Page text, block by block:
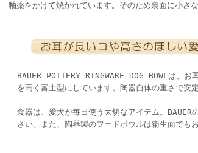
釉薬をかけて焼かれています。そのため裏面に小さ
BAUER POTTERY RINGWARE DOG BOWLは、
を高く富士型にしています。陶器自体の重さで安
食器は、愛犬が毎日使う大切なアイテム。
さい。また、陶器製のフードボウルは衛生面でも